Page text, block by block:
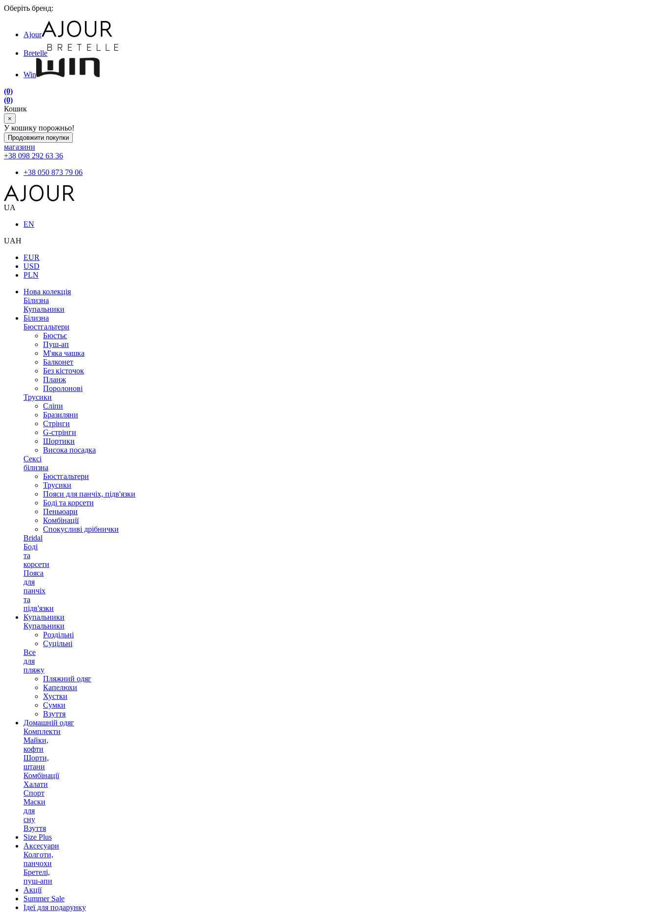
Оберіть бренд:
Ajour
Bretelle
Win
(0)
(0)
Кошик
×
У кошику порожньо!
Продовжити покупки
магазини
+38 098 292 63 36
+38 050 873 79 06
UA
EN
UAH
EUR
USD
PLN
Нова колекція
Білизна
Купальники
Білизна
Бюстгальтери
Бюстьє
Пуш-ап
М'яка чашка
Балконет
Без кісточок
Планж
Поролонові
Трусики
Сліпи
Бразиляни
Стрінги
G-стрінги
Шортики
Висока посадка
Сексі
білизна
Бюстгальтери
Трусики
Пояси для панчіх, підв'язки
Боді та корсети
Пеньюари
Комбінації
Спокусливі дрібнички
Bridal
Боді
та
корсети
Пояса
для
панчіх
та
підв'язки
Купальники
Купальники
Роздільні
Суцільні
Все
для
пляжу
Пляжний одяг
Капелюхи
Хустки
Сумки
Взуття
Домашній одяг
Комплекти
Майки,
кофти
Шорти,
штани
Комбінації
Халати
Спорт
Маски
для
сну
Взуття
Size Plus
Аксесуари
Колготи,
панчохи
Бретелі,
пуш-апи
Акції
Summer Sale
Ідеї для подарунку